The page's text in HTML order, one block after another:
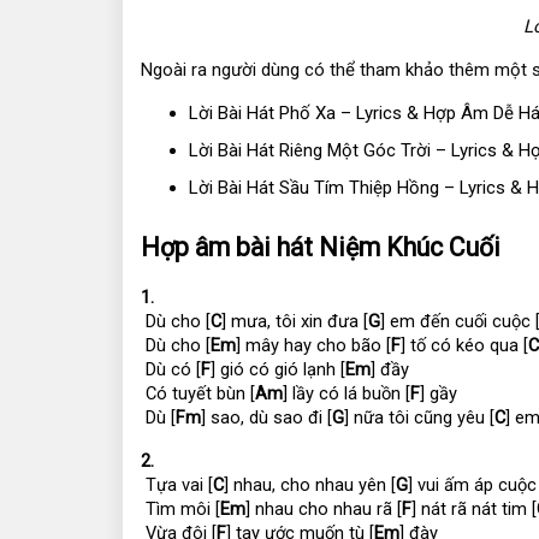
Ngoài ra người dùng có thể tham khảo thêm một
Lời Bài Hát Phố Xa – Lyrics & Hợp Âm Dễ
Lời Bài Hát Riêng Một Góc Trời – Lyrics &
Lời Bài Hát Sầu Tím Thiệp Hồng – Lyrics &
Hợp âm bài hát Niệm Khúc Cuối
1.
Dù cho [C] mưa, tôi xin đưa [G] em đến cuối cuộc [
Dù cho [Em] mây hay cho bão [F] tố có kéo qua [C
Dù có [F] gió có gió lạnh [Em] đầy
Có tuyết bùn [Am] lầy có lá buồn [F] gầy
Dù [Fm] sao, dù sao đi [G] nữa tôi cũng yêu [C] em
2.
Tựa vai [C] nhau, cho nhau yên [G] vui ấm áp
Tìm môi [Em] nhau cho nhau rã [F] nát rã nát tim [
Vừa đôi [F] tay ước muốn tù [Em] đày